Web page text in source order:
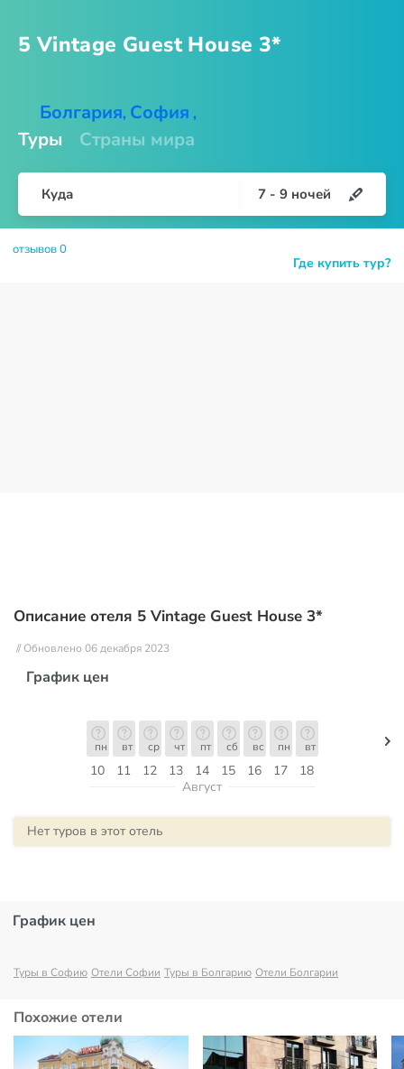
5 Vintage GuestHouse 3*
Болгария, София ,
Туры Страны мира
Куда 7 - 9 ночей
Где купить тур?
отзывов 0
Описание отеля 5 Vintage Guest House 3*
// Обновлено 06 декабря 2023
График цен
10
пн
11
вт
12
ср
13
чт
14
пт
15
сб
16
вс
17
пн
18
вт
Август
Нет туров в этот отель
График цен
Туры в Софию Отели Софии Туры в Болгарию Отели Болгарии
Похожие отели